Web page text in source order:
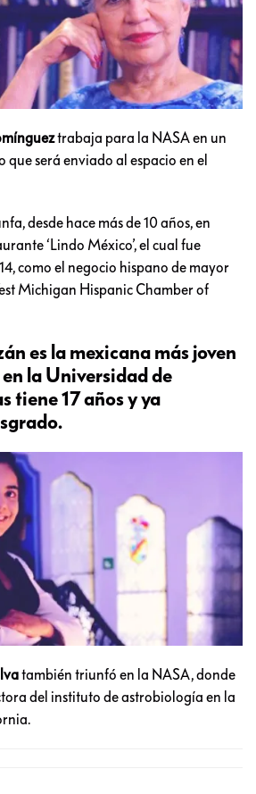
trabaja para la NASA en un
que será enviado al espacio en el
desde hace más de 10 años, en
‘Lindo México’, el cual fue
como el negocio hispano de mayor
Michigan Hispanic Chamber of
es la mexicana más joven
la Universidad de
tiene 17 años y ya
también triunfó en la NASA, donde
del instituto de astrobiología en la